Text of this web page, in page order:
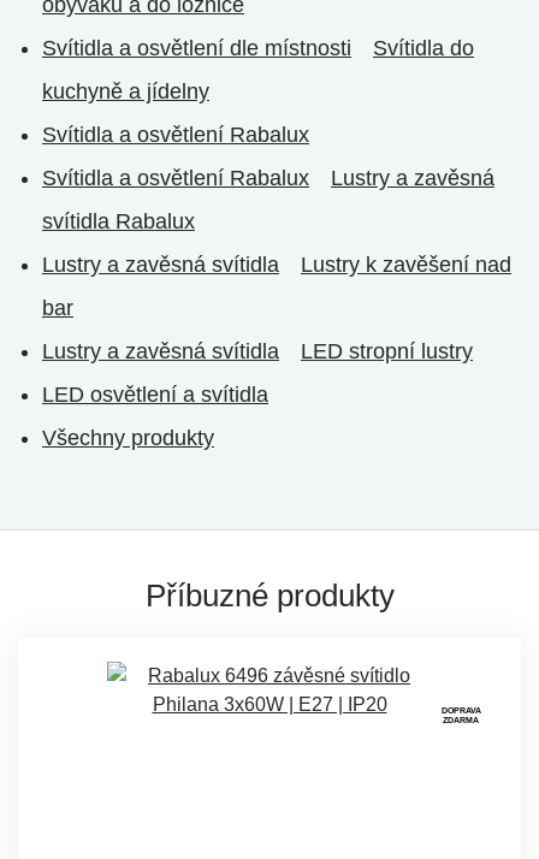
Svítidla a osvětlení dle místnosti
Svítidla do
kuchyně a jídelny
Svítidla a osvětlení Rabalux
Svítidla a osvětlení Rabalux
Lustry a zavěsná
svítidla Rabalux
Lustry a zavěsná svítidla
Lustry k zavěšení nad
bar
Lustry a zavěsná svítidla
LED stropní lustry
LED osvětlení a svítidla
Všechny produkty
Příbuzné produkty
DOPRAVA
ZDARMA